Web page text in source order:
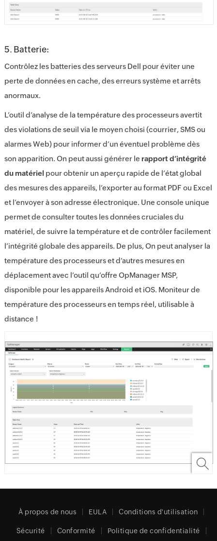
5. Batterie:
Contrôlez les batteries des serveurs Dell pour éviter une
perte de données en cache, des erreurs système et arrêts
anormaux.
L’outil d’analyse de la température des processeurs avertit
des violations de seuil via le moyen choisi (courrier, SMS ou
alarmes Web) pour informer d’un éventuel problème dès
son apparition. On peut aussi générer le rapport d’intégrité
du matériel pour obtenir un aperçu rapide de l’état global
des mesures des appareils, l’exporter au format PDF ou Excel
et l’envoyer à son adresse électronique. Une console unique
permet de consulter toutes les données cruciales du
matériel, de suivre la température et de contrôler facilement
l’intégrité globale des appareils. De plus, On peut analyser la
température des processeurs et d’autres mesures en
déplacement avec l’outil qu’offre OpManager MSP,
disponible pour les appareils Android et iOS. Moniteur de
température des processeurs en temps réel, utilisable à
distance !
À propos de nous EULA Conditions d'utilisation
Sécurité Conformité Politique de confidentialité